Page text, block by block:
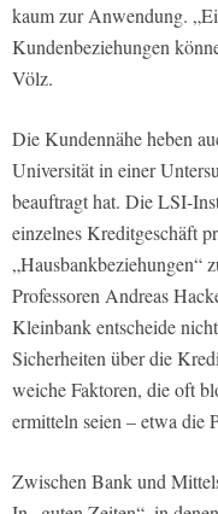
kaum zur Anwendung.
Kundenbeziehungen
Völz.
Die Kundennähe heben
Universität in einer
beauftragt hat. Die LSI-
einzelnes Kreditgeschäft
„Hausbankbeziehungen“
Professoren Andreas
Kleinbank entscheide
Sicherheiten über die
weiche Faktoren, die oft
ermitteln seien – etwa die
Zwischen Bank und